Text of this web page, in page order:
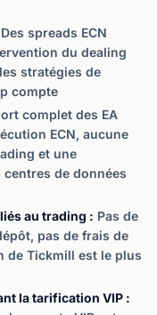
Des spreads ECN
du dealing
stratégies de
compte
complet des EA
ECN, aucune
et une
de données
au trading : Pas de
pas de frais de
de Tickmill est le plus
la tarification VIP :